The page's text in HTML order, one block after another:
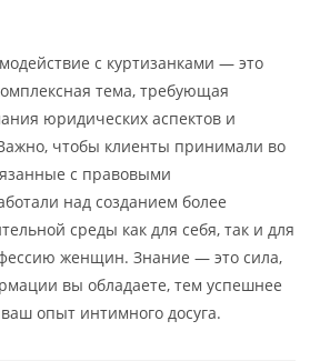
с куртизанками — это
тема, требующая
юридических аспектов и
чтобы клиенты принимали во
с правовыми
над созданием более
среды как для себя, так и для
женщин. Знание — это сила,
вы обладаете, тем успешнее
опыт интимного досуга.